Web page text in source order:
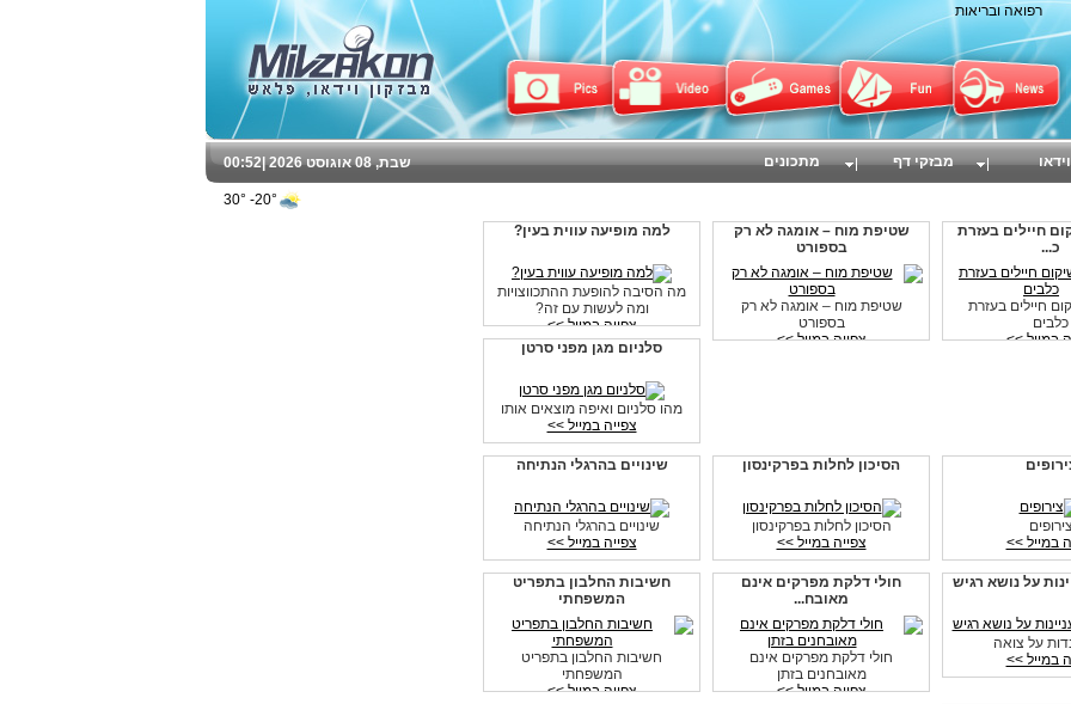
רפואה ובריאות
חיילים בעזרת
כ...
חיילים בעזרת
כלבים
במייל >>
שטיפת מוח – אומגה לא רק
בספורט
שטיפת מוח – אומגה לא רק
בספורט
צפייה במייל >>
למה מופיעה עווית בעין?
מה הסיבה להופעת ההתכווצויות
ומה לעשות עם זה?
צפייה במייל >>
סלניום מגן מפני סרטן
מהו סלניום ואיפה מוצאים אותו
צפייה במייל >>
במייל >>
הסיכון לחלות בפרקינסון
הסיכון לחלות בפרקינסון
צפייה במייל >>
שינויים בהרגלי הנתיחה
שינויים בהרגלי הנתיחה
צפייה במייל >>
על נושא רגיש
במייל >>
חולי דלקת מפרקים אינם
מאובח...
חולי דלקת מפרקים אינם
מאובחנים בזתן
צפייה במייל >>
חשיבות החלבון בתפריט
המשפחתי
חשיבות החלבון בתפריט
המשפחתי
צפייה במייל >>
00:52 שבת, 08 אוגוסט 2026 | וידאו מבזקי דף מתכונים
20°- 30°